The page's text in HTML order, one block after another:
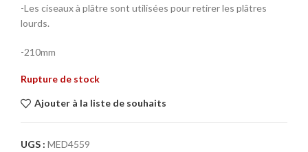
-Les ciseaux à plâtre sont utilisées pour retirer les plâtres
lourds.
-210mm
Rupture de stock
Ajouter à la liste de souhaits
UGS : MED4559